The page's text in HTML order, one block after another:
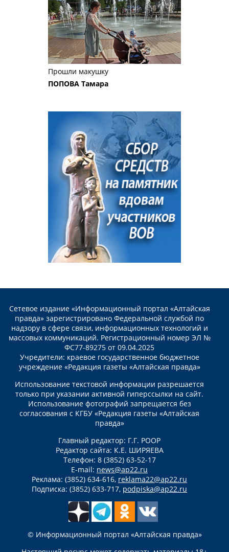
Прошли макушку
ПОПОВА Тамара
Сетевое издание «Информационный портал «Алтайская
правда» зарегистрировано Федеральной службой по
надзору в сфере связи, информационных технологий и
массовых коммуникаций. Регистрационный номер ЭЛ №
ФС77-89275 от 09.04.2025
Учредители: краевое государственное бюджетное
учреждение «Редакция газеты «Алтайская правда»
Использование текстовой информации разрешается
только при указании активной гиперссылки на сайт.
Использование фотографий запрещается без
согласования с КГБУ «Редакция газеты «Алтайская
правда»
Главный редактор: Г.Г. РООР
Редактор сайта: К.Е. ШИРЯЕВА
Телефон: 8 (3852) 63-52-17
E-mail: news@ap22.ru
Реклама: (3852) 634-616, reklama22@ap22.ru
Подписка: (3852) 633-717, podpiska@ap22.ru
© Информационный портал «Алтайская правда»